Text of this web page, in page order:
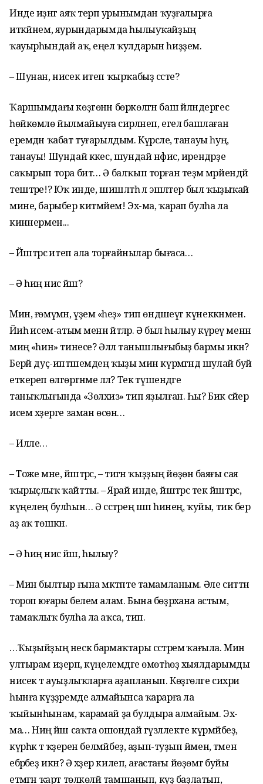
Инде иҙәнгә аяҡ терәп урынымдан ҡуҙғалырға
иткәйнем, яурындарымда һылыуҡайҙың
ҡауырһындай аҡ, еңел ҡулдарын һиҙҙем.
– Шунан, нисек итеп ҡырҡабыҙ сәсте?
Ҡаршымдағы көҙгөнән бөркөлгән баш әйләндергес
һөйкөмлө йылмайыуға әсирләнеп, егелә башлаған
еремдән ҡабат туғарылдым. Күрсәле, танауы һуң,
танауы! Шундай кәкес, шундай нәфис, ирендәрҙе
саҡырып тора бит… Ә балҡып торған теҙмә мәрйендәй
тештәре!? Юҡ инде, шишләтһә лә эшләтер был ҡыҙыҡай
мине, барыбер китмәйем! Эх-ма, ҡарап булһа ла
кинәнермен...
– Йәштәрсә итеп ала торғайнылар бығаса…
– Ә һиңә нисә йәш?
Мин, ғөмүмән, үҙемә «һеҙ» тип өндәшеүгә күнеккәнмен.
Йәиһә исем-атым менән әйтәләр. Ә был һылыу күреү менән
миңә «һин» тинесе? Әллә танышлығыбыҙ бармы икән?
Берәй дуҫ-иптәшемдең ҡыҙы мин күрмәгәндә шулай буй
еткереп өлгөргәнме әллә? Текә түшендәге
таныҡлығында «Зөлхизә» тип яҙылған. Һы? Бик сәйер
исем хәҙерге заман өсөн…
– Илле…
– Тоже мне, йәштәрсә, – тигән ҡыҙҙың йөҙөнә баяғы сая
ҡырыҫлыҡ ҡайтты. – Ярай инде, йәштәрсә тек йәштәрсә,
күңелең булһын… Ә сәстәрең шәп һинең, ҡуйы, тик бер
аҙ аҡ төшкән.
– Ә һиңә нисә йәш, һылыу?
– Мин былтыр ғына мәктәпте тамамланым. Әле ситтән
тороп юғары белем алам. Бына бөҙрәхана астым,
тамаҡлыҡ булһа ла аҡса, тип.
…Ҡыҙыйҙың нескә бармаҡтары сәстәремә ҡағыла. Мин
ултырам иҙерәп, күңелемдәге өмөтһөҙ хыялдарымды
нисек тә ауыҙлыҡларға аҙапланып. Көҙгөләге сихри
һынға күҙҙәремде алмайынса ҡарарға ла
ҡыйынһынам, ҡарамай ҙа булдыра алмайым. Эх-
ма… Ниңә йәш саҡта ошондай гүзәллекте күрмәйбеҙ,
күрһәк тә ҡәҙерен белмәйбеҙ, аҙып-туҙып йәмен, тәмен
ебәрәбеҙ икән? Ә хәҙер килеп, ағастағы йөҙөмгә буйы
етмәгән ҡарт төлкөләй тамшанып, күҙ баҙлатып,